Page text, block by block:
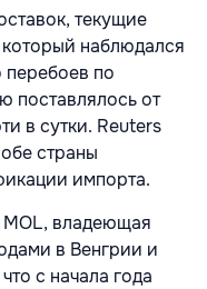
текущие
наблюдался
перебоев по
поставлялось от
в сутки. Reuters
страны
импорта.
MOL, владеющая
в Венгрии и
с начала года